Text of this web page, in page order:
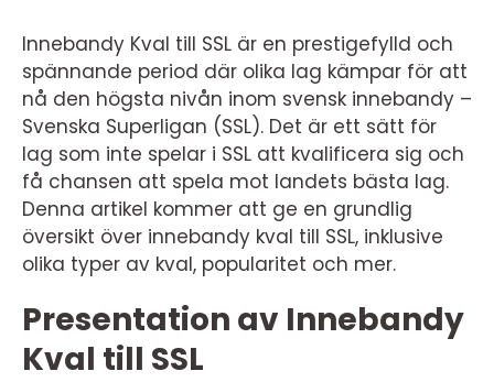
Innebandy Kval till SSL är en prestigefylld och
spännande period där olika lag kämpar för att
nå den högsta nivån inom svensk innebandy –
Svenska Superligan (SSL). Det är ett sätt för
lag som inte spelar i SSL att kvalificera sig och
få chansen att spela mot landets bästa lag.
Denna artikel kommer att ge en grundlig
översikt över innebandy kval till SSL, inklusive
olika typer av kval, popularitet och mer.
Presentation av Innebandy
Kval till SSL